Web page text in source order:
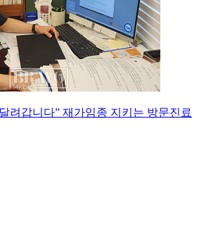
려갑니다” 재가임종 지키는 방문진료